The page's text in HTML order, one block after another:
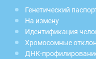
Генетический
На измену
Идентификация
Хромосомные
ДНК-